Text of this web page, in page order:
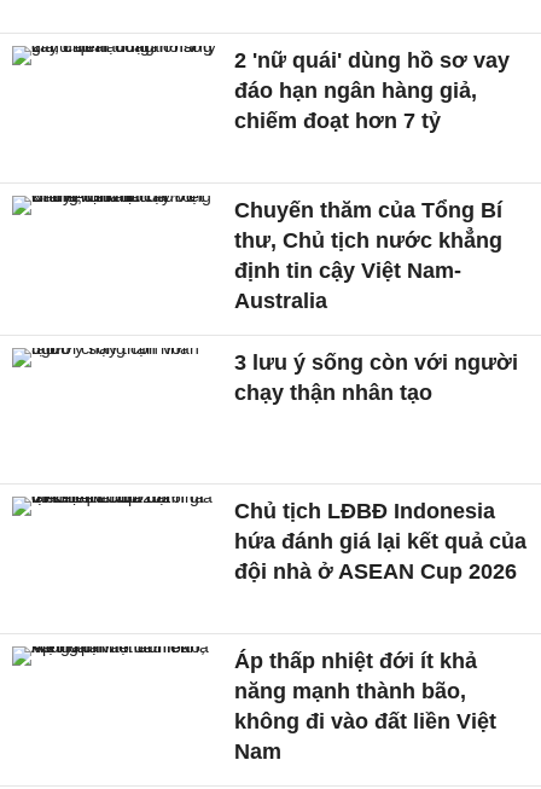
2 'nữ quái' dùng hồ sơ vay
đáo hạn ngân hàng giả,
chiếm đoạt hơn 7 tỷ
Chuyến thăm của Tổng Bí
thư, Chủ tịch nước khẳng
định tin cậy Việt Nam-
Australia
3 lưu ý sống còn với người
chạy thận nhân tạo
Chủ tịch LĐBĐ Indonesia
hứa đánh giá lại kết quả của
đội nhà ở ASEAN Cup 2026
Áp thấp nhiệt đới ít khả
năng mạnh thành bão,
không đi vào đất liền Việt
Nam